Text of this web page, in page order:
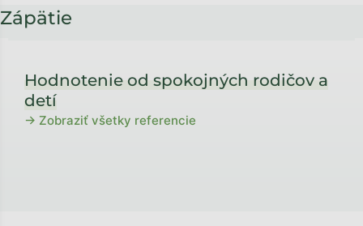
Zápätie
Hodnotenie od spokojných rodičov a
detí
→ Zobraziť všetky referencie